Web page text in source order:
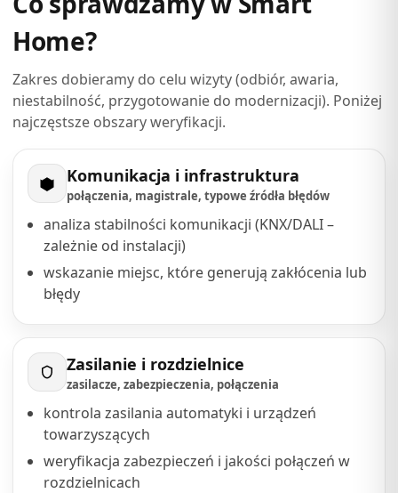
Home?
Zakres dobieramy do celu wizyty (odbiór, awaria,
niestabilność, przygotowanie do modernizacji). Poniżej
najczęstsze obszary weryfikacji.
Komunikacja i infrastruktura
połączenia, magistrale, typowe źródła błędów
analiza stabilności komunikacji (KNX/DALI –
zależnie od instalacji)
wskazanie miejsc, które generują zakłócenia lub
błędy
Zasilanie i rozdzielnice
zasilacze, zabezpieczenia, połączenia
kontrola zasilania automatyki i urządzeń
towarzyszących
weryfikacja zabezpieczeń i jakości połączeń w
rozdzielnicach